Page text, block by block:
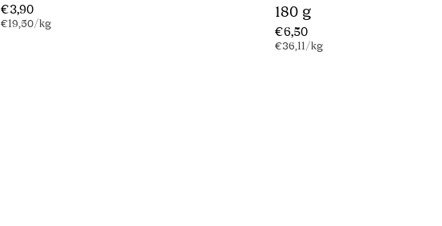
Regulärer
Preis
€3,90
Stückpreis
€19,50/pro
kg
180 g
Regulärer
Preis
€6,50
Stückpreis
€36,11/pro
kg